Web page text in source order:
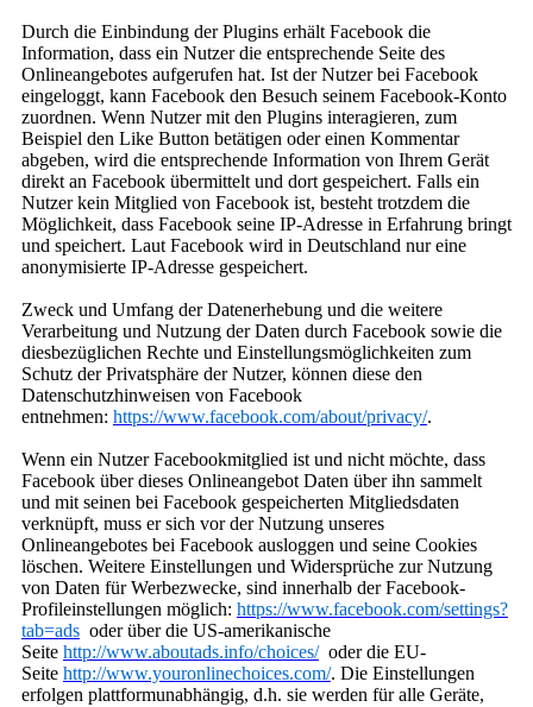
Durch die Einbindung der Plugins erhält Facebook die
Information, dass ein Nutzer die entsprechende Seite des
Onlineangebotes aufgerufen hat. Ist der Nutzer bei Facebook
eingeloggt, kann Facebook den Besuch seinem Facebook-Konto
zuordnen. Wenn Nutzer mit den Plugins interagieren, zum
Beispiel den Like Button betätigen oder einen Kommentar
abgeben, wird die entsprechende Information von Ihrem Gerät
direkt an Facebook übermittelt und dort gespeichert. Falls ein
Nutzer kein Mitglied von Facebook ist, besteht trotzdem die
Möglichkeit, dass Facebook seine IP-Adresse in Erfahrung bringt
und speichert. Laut Facebook wird in Deutschland nur eine
anonymisierte IP-Adresse gespeichert.
Zweck und Umfang der Datenerhebung und die weitere
Verarbeitung und Nutzung der Daten durch Facebook sowie die
diesbezüglichen Rechte und Einstellungsmöglichkeiten zum
Schutz der Privatsphäre der Nutzer, können diese den
Datenschutzhinweisen von Facebook
entnehmen: https://www.facebook.com/about/privacy/.
Wenn ein Nutzer Facebookmitglied ist und nicht möchte, dass
Facebook über dieses Onlineangebot Daten über ihn sammelt
und mit seinen bei Facebook gespeicherten Mitgliedsdaten
verknüpft, muss er sich vor der Nutzung unseres
Onlineangebotes bei Facebook ausloggen und seine Cookies
löschen. Weitere Einstellungen und Widersprüche zur Nutzung
von Daten für Werbezwecke, sind innerhalb der Facebook-
Profileinstellungen möglich: https://www.facebook.com/settings?
tab=adsoder über die US-amerikanische
Seite http://www.aboutads.info/choices/oder die EU-
Seite http://www.youronlinechoices.com/. Die Einstellungen
erfolgen plattformunabhängig, d.h. sie werden für alle Geräte,